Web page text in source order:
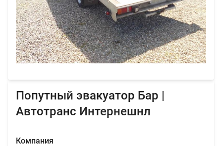
Попутный эвакуатор Бар |
Автотранс Интернешнл
Компания